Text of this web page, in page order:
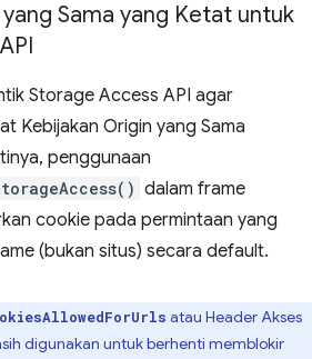
Sama yang Ketat untuk
Storage Access API agar
Kebijakan Origin yang Sama
penggunaan
dalam frame
cookie pada permintaan yang
(bukan situs) secara default.
atau Header Akses
digunakan untuk berhenti memblokir